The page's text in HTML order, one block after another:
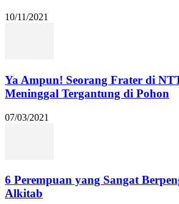
10/11/2021
Ya Ampun! Seorang Frater di
Meninggal Tergantung di Pohon
07/03/2021
6 Perempuan yang Sangat
Alkitab